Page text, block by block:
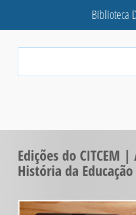
Biblioteca
Terms:
Edições do CITCEM
História da Educação